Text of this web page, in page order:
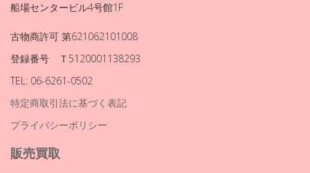
船場センタービル4号館1F
古物商許可 第621062101008
登録番号 Ｔ5120001138293
TEL: 06-6261-0502
特定商取引法に基づく表記
プライバシーポリシー
販売買取